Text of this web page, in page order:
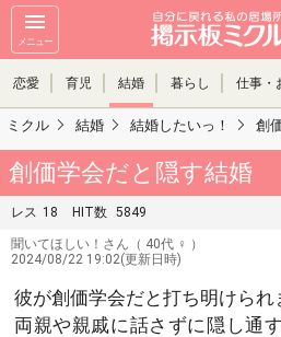
メニュー
恋愛 育児 結婚 暮らし 仕事・
ミクル 結婚 結婚したいっ！ 創
創価学会だと隠す結婚
レス 18 HIT数 5849
聞いてほしい！さん （ 40代 ♀ ）
2024/08/22 19:02(更新日時)
彼が創価学会だと打ち明けられ
両親や親戚に話さずに隠し通